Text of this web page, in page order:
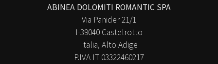
ABINEA DOLOMITI ROMANTIC SPA
Via Panider 21/1
I-39040 Castelrotto
Italia, Alto Adige
P.IVA IT 03322460217